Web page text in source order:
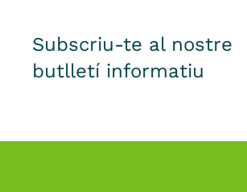
Subscriu-te al nostre
butlletí informatiu